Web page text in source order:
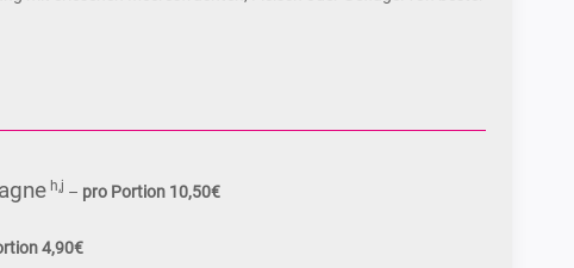
h,j – pro Portion 10,50€
4,90€